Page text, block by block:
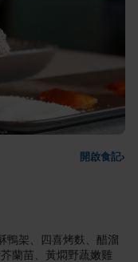
開啟食記›
鴨架、四喜烤麩、醋溜
蘭苗、黃燜野蔬嫩雞